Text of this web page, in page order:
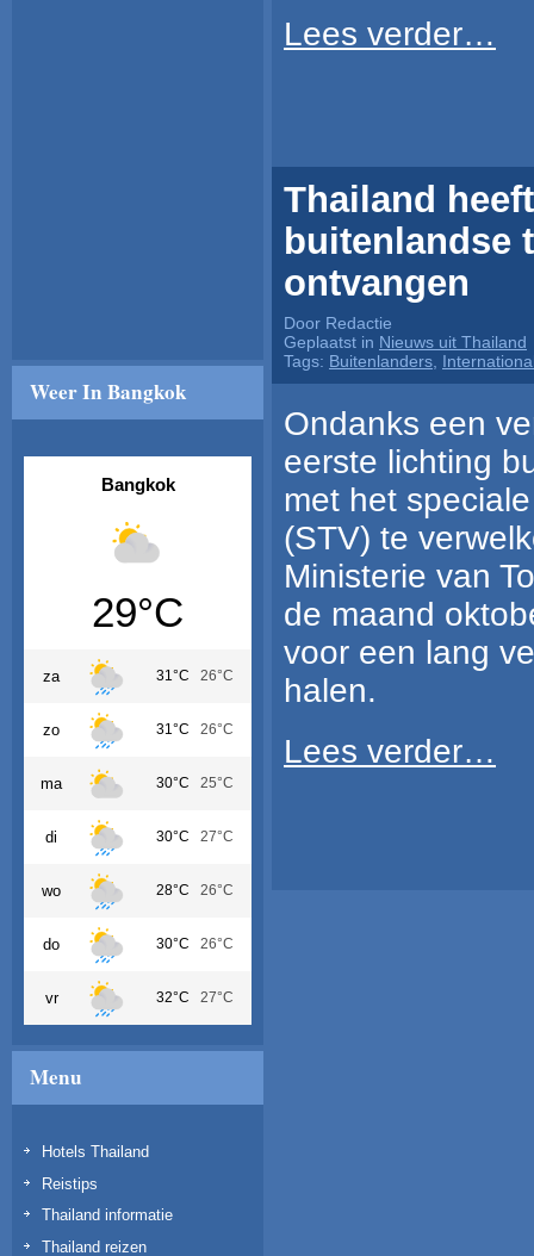
Weer In Bangkok
Bangkok
29°C
za 31°C 26°C
zo 31°C 26°C
ma 30°C 25°C
di 30°C 27°C
wo 28°C 26°C
do 30°C 26°C
vr 32°C 27°C
Menu
Hotels Thailand
Reistips
Thailand informatie
Thailand reizen
Lees verder…
Thailand
buitenlandse
ontvangen
Door Redactie
Geplaatst in Nieuws uit Thailand
Tags: Buitenlanders
Ondanks een
eerste lichting
met het
(STV) te
Ministerie van
de maand
voor een lang
halen.
Lees verder…